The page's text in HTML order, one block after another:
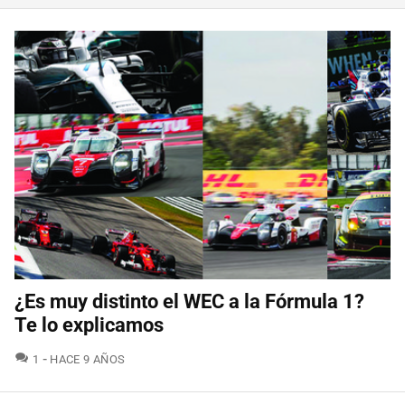
¿Es muy distinto el WEC a la Fórmula 1?
Te lo explicamos
1 COMENTARIOS
HACE 9 AÑOS